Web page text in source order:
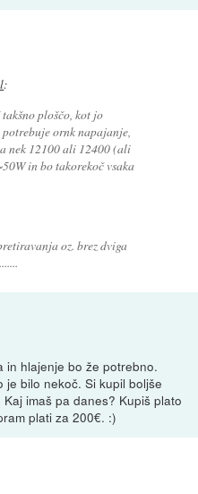
:
ploščo, kot jo
ornk napajanje,
nek 12100 ali 12400 (ali
in bo takorekoč vsaka
oz. brez dviga
in hlajenje bo že potrebno.
je bilo nekoč. Si kupil boljše
imaš pa danes? Kupiš plato
plati za 200€. :)